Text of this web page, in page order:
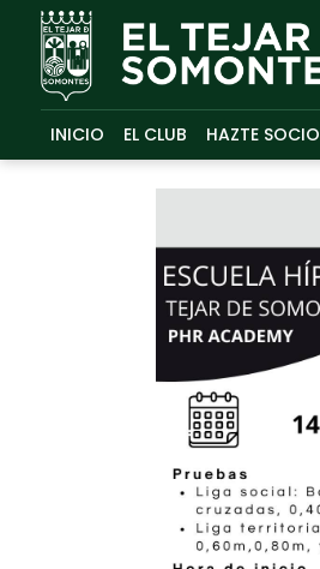
INICIO EL CLUB HAZTE SOCIO